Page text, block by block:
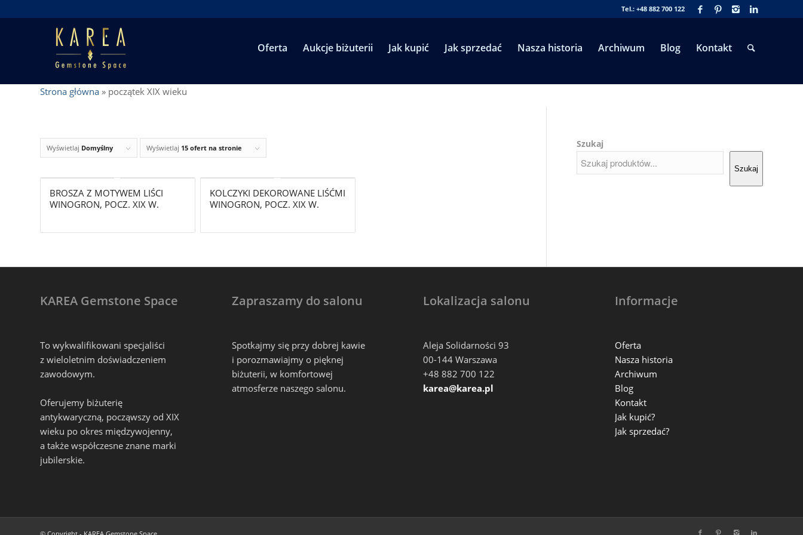
Tel.: +48 882 700 122
Oferta Aukcje biżuterii Jak kupić Jak sprzedać Nasza historia Archiwum Blog Kontakt
Strona główna » początek XIX wieku
Wyświetlaj Domyślny Wyświetlaj 15 ofert na stronie
BROSZA Z MOTYWEM LIŚCI
WINOGRON, POCZ. XIX W.
KOLCZYKI DEKOROWANE LIŚĆMI
WINOGRON, POCZ. XIX W.
Szukaj
Szukaj
KAREA Gemstone Space
To wykwalifikowani specjaliści
z wieloletnim doświadczeniem
zawodowym.
Oferujemy biżuterię
antykwaryczną, począwszy od XIX
wieku po okres międzywojenny,
a także współczesne znane marki
jubilerskie.
Zapraszamy do salonu
Spotkajmy się przy dobrej kawie
i porozmawiajmy o pięknej
biżuterii, w komfortowej
atmosferze naszego salonu.
Lokalizacja salonu
Aleja Solidarności 93
00-144 Warszawa
+48 882 700 122
karea@karea.pl
Informacje
Oferta
Nasza historia
Archiwum
Blog
Kontakt
Jak kupić?
Jak sprzedać?